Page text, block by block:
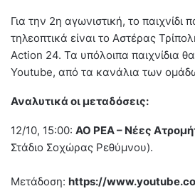
Για την 2η αγωνιστική, το παιχνίδι
τηλεοπτικά είναι το Αστέρας
Action 24. Τα υπόλοιπα παιχνίδια
Youtube, από τα κανάλια των
Αναλυτικά οι μεταδόσεις:
12/10, 15:00: ΑΟ ΡΕΑ – Νέες
Στάδιο Σοχώρας Ρεθύμνου).
Μετάδοση: https://